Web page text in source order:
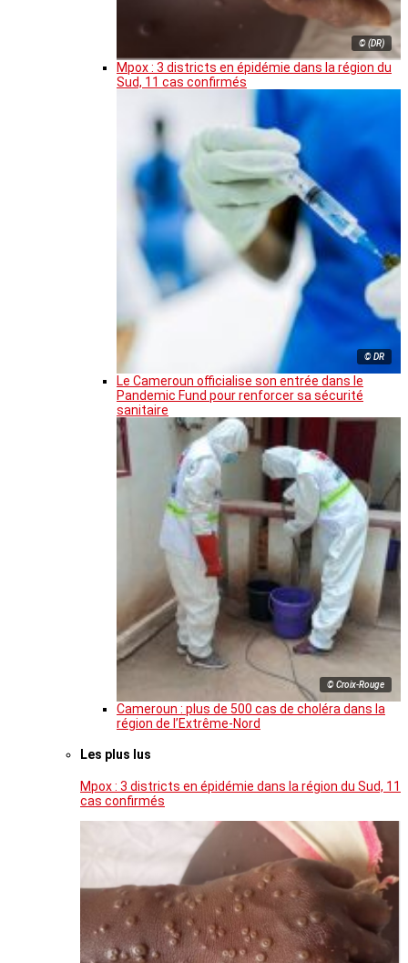
© (DR)
Mpox : 3 districts en épidémie dans la région du
Sud, 11 cas confirmés
© DR
Le Cameroun officialise son entrée dans le
Pandemic Fund pour renforcer sa sécurité
sanitaire
© Croix-Rouge
Cameroun : plus de 500 cas de choléra dans la
région de l’Extrême-Nord
Les plus lus
Mpox : 3 districts en épidémie dans la région du Sud, 11
cas confirmés